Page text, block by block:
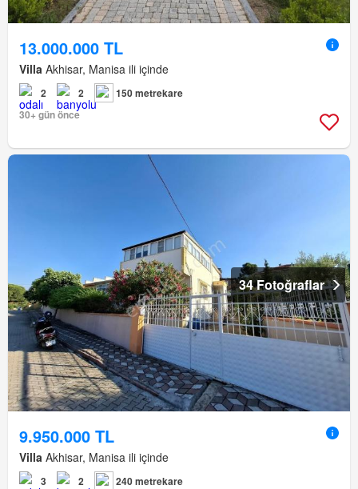
13.000.000 TL
Villa Akhisar, Manisa ili içinde
2 2
150 metrekare
30+ gün önce
34 Fotoğraflar
9.950.000 TL
Villa Akhisar, Manisa ili içinde
3 2 240 metrekare